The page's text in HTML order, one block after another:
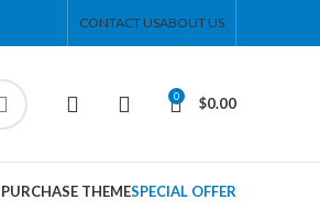
CONTACT USABOUT US
0 $0.00
PURCHASE THEMESPECIAL OFFER